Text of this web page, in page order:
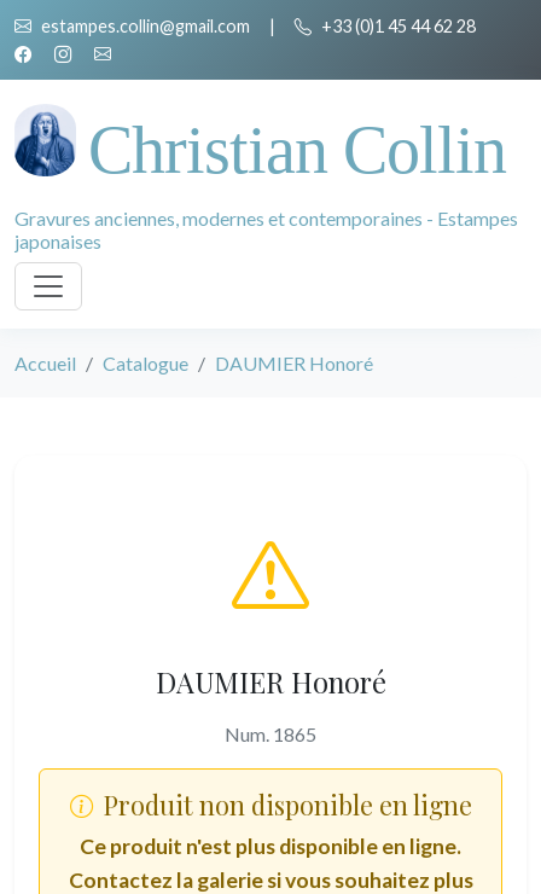
estampes.collin@gmail.com | +33 (0)1 45 44 62 28
Christian Collin
Gravures anciennes, modernes et contemporaines - Estampes
japonaises
Accueil Catalogue DAUMIER Honoré
DAUMIER Honoré
Num. 1865
Produit non disponible en ligne
Ce produit n'est plus disponible en ligne.
Contactez la galerie si vous souhaitez plus